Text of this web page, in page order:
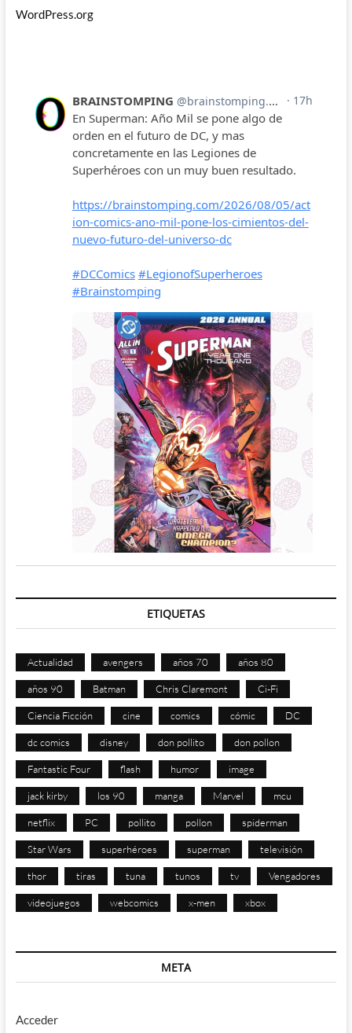
WordPress.org
ETIQUETAS
Actualidad avengers años 70 años 80
años 90 Batman Chris Claremont Ci-Fi
Ciencia Ficción cine comics cómic DC
dc comics disney don pollito don pollon
Fantastic Four flash humor image
jack kirby los 90 manga Marvel mcu
netflix PC pollito pollon spiderman
Star Wars superhéroes superman televisión
thor tiras tuna tunos tv Vengadores
videojuegos webcomics x-men xbox
META
Acceder